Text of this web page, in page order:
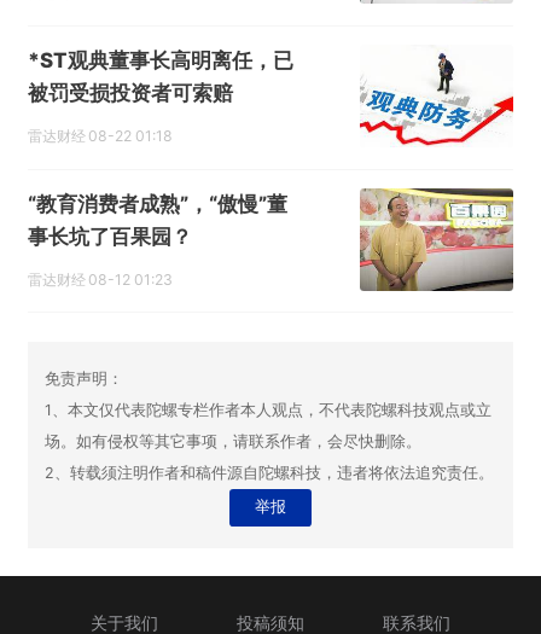
*ST观典董事长高明离任，已
被罚受损投资者可索赔
雷达财经 08-22 01:18
“教育消费者成熟”，“傲慢”董
事长坑了百果园？
雷达财经 08-12 01:23
免责声明：
1、本文仅代表陀螺专栏作者本人观点，不代表陀螺科技观点或立
场。如有侵权等其它事项，请联系作者，会尽快删除。
2、转载须注明作者和稿件源自陀螺科技，违者将依法追究责任。
举报
关于我们 投稿须知 联系我们